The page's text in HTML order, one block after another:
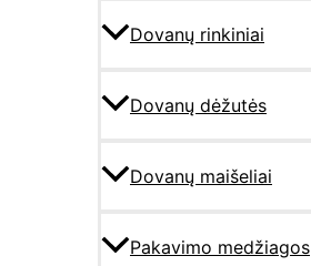
Dovanų rinkiniai
Dovanų dėžutės
Dovanų maišeliai
Pakavimo medžiagos